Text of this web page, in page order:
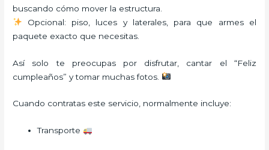
buscando cómo mover la estructura.
Opcional: piso, luces y laterales, para que armes el
paquete exacto que necesitas.
Así solo te preocupas por disfrutar, cantar el “Feliz
cumpleaños” y tomar muchas fotos.
Cuando contratas este servicio, normalmente incluye:
Transporte